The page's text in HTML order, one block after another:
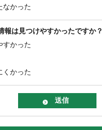
なかった
報は見つけやすかったですか？
すかった
くかった